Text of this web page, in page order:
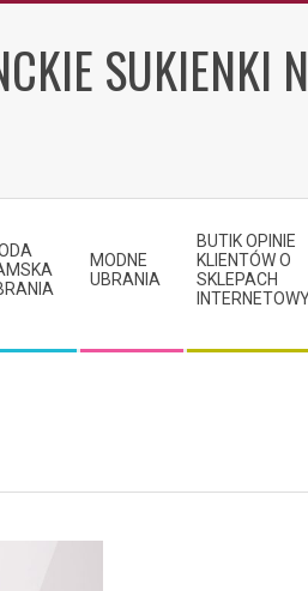
SUKIENKI
MODNE
UBRANIA
BUTIK OPINIE
KLIENTÓW O
SKLEPACH